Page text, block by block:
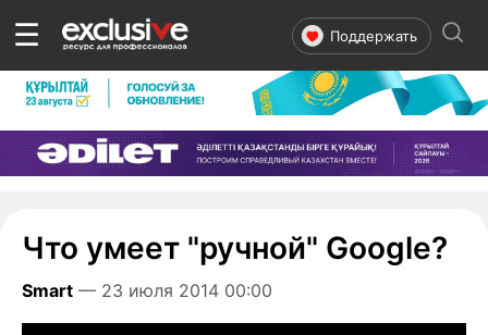
☰ Поддержать
Что умеет "ручной" Google?
Smart — 23 июля 2014 00:00